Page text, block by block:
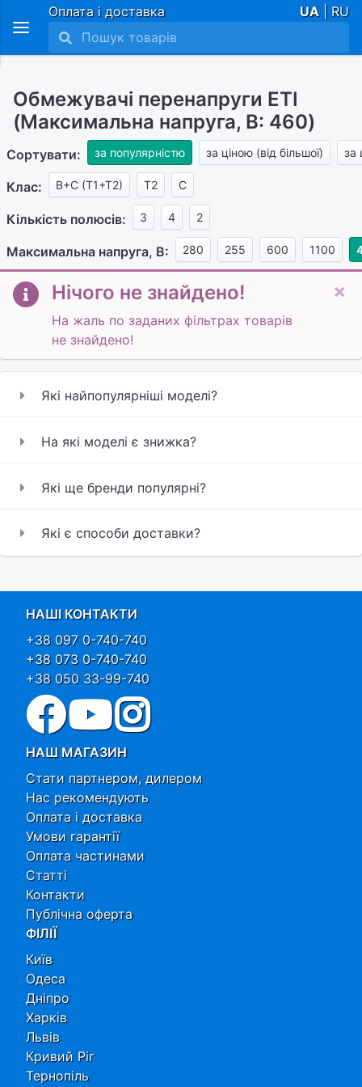
Оплата і доставка UA | RU
Обмежувачі перенапруги ETI
(Максимальна напруга, В: 460)
Сортувати: за популярністю за ціною (від більшої) за
Клас: B+C (T1+T2) Т2 C
Кількість полюсів: 3 4 2
Максимальна напруга, В: 280 255 600 1100
×
Нічого не знайдено!
На жаль по заданих фільтрах товарів
не знайдено!
Які найпопулярніші моделі?
На які моделі є знижка?
Які ще бренди популярні?
Які є способи доставки?
НАШІ КОНТАКТИ
+38 097 0-740-740
+38 073 0-740-740
+38 050 33-99-740
НАШ МАГАЗИН
Стати партнером, дилером
Нас рекомендують
Оплата і доставка
Умови гарантії
Оплата частинами
Статті
Контакти
Публічна оферта
ФІЛІЇ
Київ
Одеса
Дніпро
Харків
Львів
Кривий Ріг
Тернопіль